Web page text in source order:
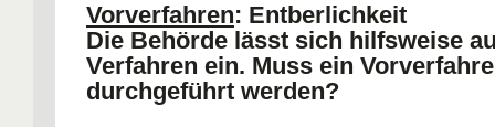
Vorverfahren: Entberlichkeit
Die Behörde lässt sich hilfsweise
Verfahren ein. Muss ein
durchgeführt werden?